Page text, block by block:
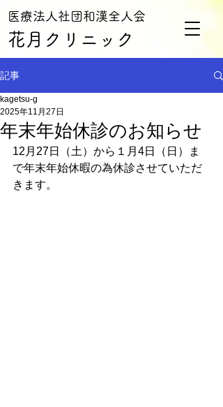
​花月クリニック
​医療法人社団和漢全人会
記事
年末年始休診のお知らせ
kagetsu-g
2025年11月27日
12月27日（土）から１月4日（日）ま
で年末年始休暇の為休診させていただ
きます。